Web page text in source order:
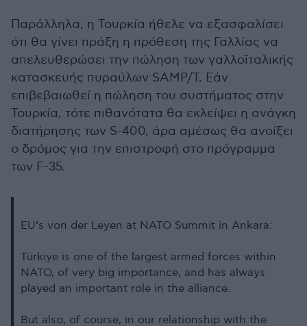
Παράλληλα, η Τουρκία ήθελε να εξασφαλίσει
ότι θα γίνει πράξη η πρόθεση της Γαλλίας να
απελευθερώσει την πώληση των γαλλοϊταλικής
κατασκευής πυραύλων SAMP/T. Εάν
επιβεβαιωθεί η πώληση του συστήματος στην
Τουρκία, τότε πιθανότατα θα εκλείψει η ανάγκη
διατήρησης των S-400, άρα αμέσως θα ανοίξει
ο δρόμος για την επιστροφή στο πρόγραμμα
των F-35.
EU’s von der Leyen at NATO Summit in Ankara:
Türkiye is one of the largest armed forces within
NATO, of very big importance, and has always
played an important role in the alliance.
But also, of course, in our relationship with the